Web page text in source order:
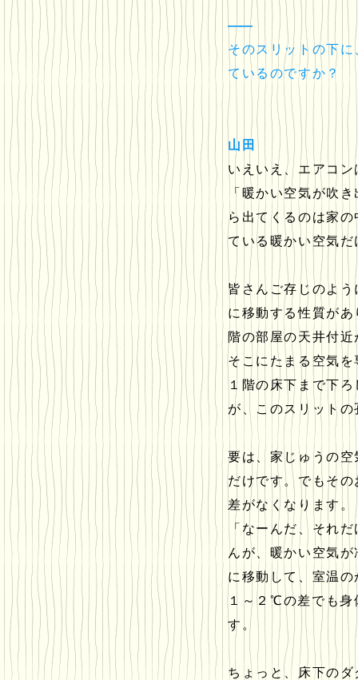
――
そのスリットの下
ているのですか？
山田
いえいえ、エアコ
「暖かい空気が吹
ら出てくるのは家
ている暖かい空気だ
皆さんご存じのよ
に移動する性質が
階の部屋の天井付
そこにたまる空気
１階の床下まで下
が、このスリット
要は、家じゅうの
だけです。でもそ
差がなくなります。
「なーんだ、それ
んが、暖かい空気
に移動して、室温
１～２℃の差でも身
す。
ちょっと、床下の